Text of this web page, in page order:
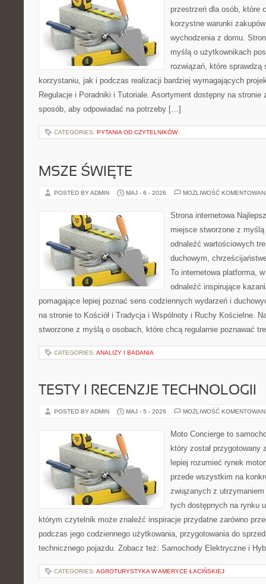
przestrzeń dla osób, które
korzystne warunki
wychodzenia z domu.
myślą o użytkownikach
rozwiązań, które sprawdzą
korzystaniu, jak i podczas realizacji bardziej wymagających
Regulacje i Poradniki i Tutoriale. Asortyment dostępny na stronie
sposób, aby odpowiadać na potrzeby […]
CATEGORIES: PYTANIA OD CZYTELNIKÓW
MSZE ŚWIĘTE
POSTED BY ADMIN MAJ - 6 - 2026 MOŻLIWOŚĆ
Strona internetowa
miejsce stworzone z
odnaleźć wartościowych
duchowym,
To internetowa platforma,
odnaleźć inspirujące
pomagające lepiej poznać sens codziennych wydarzeń i
na stronie to Kościół i Tradycja i Wspólnoty i Ruchy Kościelne.
stworzone z myślą o osobach, które chcą regularnie poznawać
CATEGORIES: ANALIZY I BADANIA
TESTY I RECENZJE TECHNOLOGII
POSTED BY ADMIN MAJ - 5 - 2026 MOŻLIWOŚĆ
Moto Concierge to
który został
lepiej rozumieć rynek
przede wszystkim na
związanych z utrzymaniem
tych dostępnych na rynku
którym czytelnik może znaleźć inspiracje przydatne zarówno
podczas jego codziennego użytkowania, przygotowania do
technicznego pojazdu. Zobacz też: Samochody Elektryczne i
CATEGORIES: AGROTURYSTYKA W AMERYCE ŁACIŃSKIEJ